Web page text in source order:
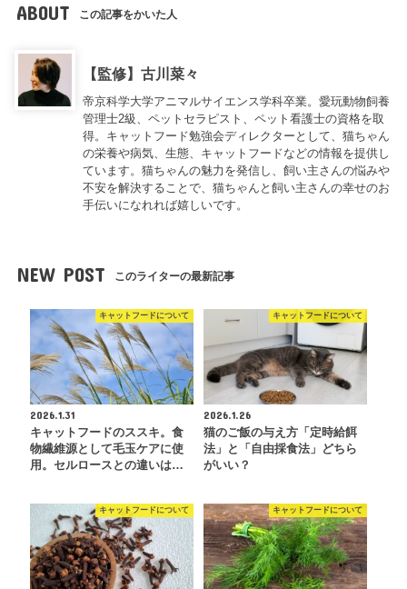
ABOUT この記事をかいた人
【監修】古川菜々
帝京科学大学アニマルサイエンス学科卒業。愛玩動物飼養
管理士2級、ペットセラピスト、ペット看護士の資格を取
得。キャットフード勉強会ディレクターとして、猫ちゃん
の栄養や病気、生態、キャットフードなどの情報を提供し
ています。猫ちゃんの魅力を発信し、飼い主さんの悩みや
不安を解決することで、猫ちゃんと飼い主さんの幸せのお
手伝いになれれば嬉しいです。
NEW POST このライターの最新記事
キャットフードについて
2026.1.31
キャットフードのススキ。食
物繊維源として毛玉ケアに使
用。セルロースとの違いは…
キャットフードについて
2026.1.26
猫のご飯の与え方「定時給餌
法」と「自由採食法」どちら
がいい？
キャットフードについて キャットフードについて